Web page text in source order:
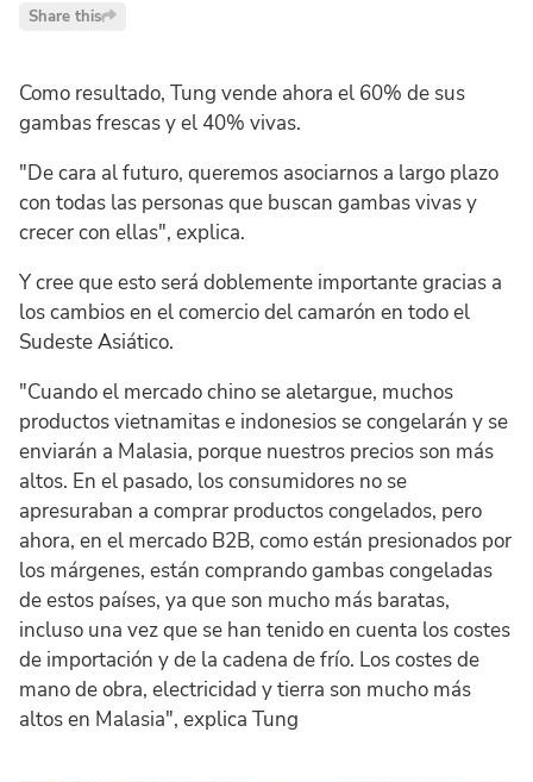
Share this
Como resultado, Tung vende ahora el 60% de sus
gambas frescas y el 40% vivas.
"De cara al futuro, queremos asociarnos a largo plazo
con todas las personas que buscan gambas vivas y
crecer con ellas", explica.
Y cree que esto será doblemente importante gracias a
los cambios en el comercio del camarón en todo el
Sudeste Asiático.
"Cuando el mercado chino se aletargue, muchos
productos vietnamitas e indonesios se congelarán y se
enviarán a Malasia, porque nuestros precios son más
altos. En el pasado, los consumidores no se
apresuraban a comprar productos congelados, pero
ahora, en el mercado B2B, como están presionados por
los márgenes, están comprando gambas congeladas
de estos países, ya que son mucho más baratas,
incluso una vez que se han tenido en cuenta los costes
de importación y de la cadena de frío. Los costes de
mano de obra, electricidad y tierra son mucho más
altos en Malasia", explica Tung